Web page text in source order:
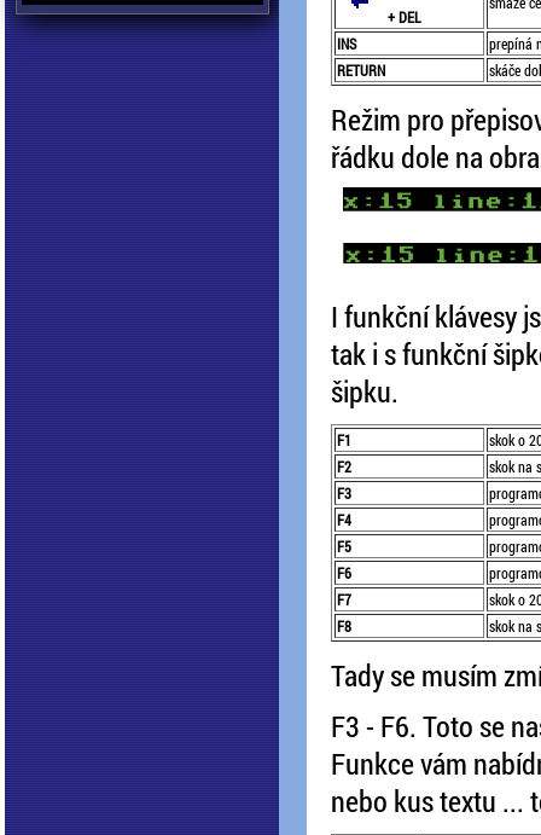
+ DEL
INS
prepíná
RETURN
skáče
Režim pro
řádku dole na
I funkční klávesy
tak i s funkční
šipku.
F1
skok o
F2
skok na
F3
F4
F5
F6
F7
skok o
F8
skok na
Tady se musím
F3 - F6. Toto se
Funkce vám
nebo kus textu ...